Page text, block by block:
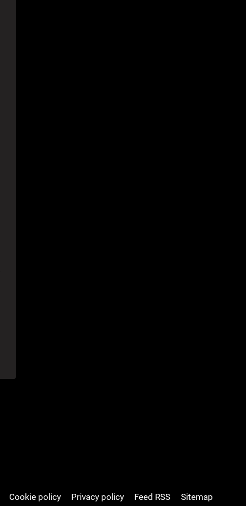
Cookie policy Privacy policy Feed RSS Sitemap